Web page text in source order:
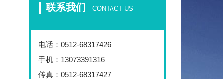
联系我们 CONTACT US
电话： 0512-68317426
手机：13073391316
传真：0512-68317427